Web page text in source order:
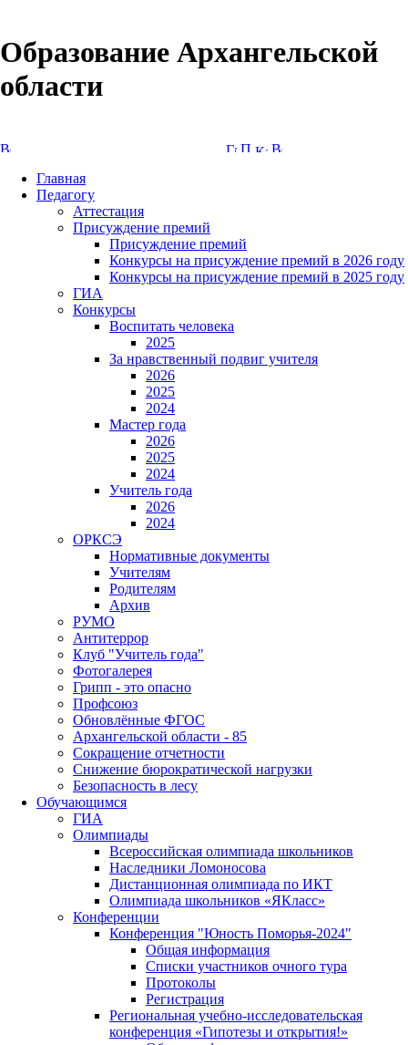
Образование Архангельской
области
Главная
Педагогу
Аттестация
Присуждение премий
Присуждение премий
Конкурсы на присуждение премий в 2026 году
Конкурсы на присуждение премий в 2025 году
ГИА
Конкурсы
Воспитать человека
2025
За нравственный подвиг учителя
2026
2025
2024
Мастер года
2026
2025
2024
Учитель года
2026
2024
ОРКСЭ
Нормативные документы
Учителям
Родителям
Архив
РУМО
Антитеррор
Клуб "Учитель года"
Фотогалерея
Грипп - это опасно
Профсоюз
Обновлённые ФГОС
Архангельской области - 85
Сокращение отчетности
Снижение бюрократической нагрузки
Безопасность в лесу
Обучающимся
ГИА
Олимпиады
Всероссийская олимпиада школьников
Наследники Ломоносова
Дистанционная олимпиада по ИКТ
Олимпиада школьников «ЯКласс»
Конференции
Конференция "Юность Поморья-2024"
Общая информация
Списки участников очного тура
Протоколы
Регистрация
Региональная учебно-исследовательская
конференция «Гипотезы и открытия!»